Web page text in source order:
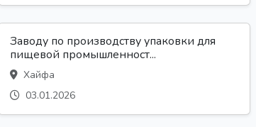
Заводу по производству упаковки для
пищевой промышленност...
Хайфа
03.01.2026